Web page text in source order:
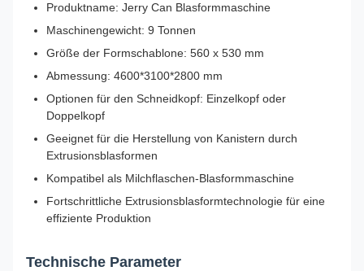
Produktname: Jerry Can Blasformmaschine
Maschinengewicht: 9 Tonnen
Größe der Formschablone: ​​560 x 530 mm
Abmessung: 4600*3100*2800 mm
Optionen für den Schneidkopf: Einzelkopf oder
Doppelkopf
Geeignet für die Herstellung von Kanistern durch
Extrusionsblasformen
Kompatibel als Milchflaschen-Blasformmaschine
Fortschrittliche Extrusionsblasformtechnologie für eine
effiziente Produktion
Technische Parameter